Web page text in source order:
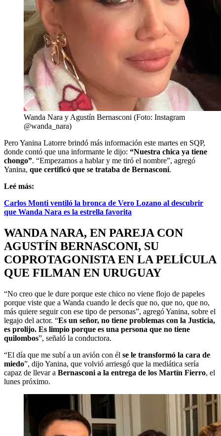
Wanda Nara y Agustín Bernasconi (Foto: Instagram
@wanda_nara)
Pero Yanina Latorre brindó más información este martes en SQP,
donde contó que una informante le dijo: “Nuestra chica ya tiene
chongo”. “Empezamos a hablar y me tiró el nombre”, agregó
Yanina, que certificó que se trataba de Bernasconi.
Leé más:
Carlos Monti ventiló la bronca de Vero Lozano al descubrir
que Wanda Nara es la estrella favorita
WANDA NARA, EN PAREJA CON
AGUSTÍN BERNASCONI, SU
COPROTAGONISTA EN LA PELÍCULA
QUE FILMAN EN URUGUAY
“No creo que le dure porque este chico no viene flojo de papeles
porque viste que a Wanda cuando le decís que no, que no, que no,
más quiere seguir con ese tipo de personas”, agregó Yanina, sobre el
legajo del actor. “Es un señor, no tiene problemas con la Justicia,
es prolijo. Es limpio porque es una persona que no tiene
quilombos”, señaló la conductora.
“El día que me subí a un avión con él se le transformó la cara de
miedo”, dijo Yanina, que volvió arriesgó que la mediática sería
capaz de llevar a Bernasconi a la entrega de los Martín Fierro, el
lunes próximo.